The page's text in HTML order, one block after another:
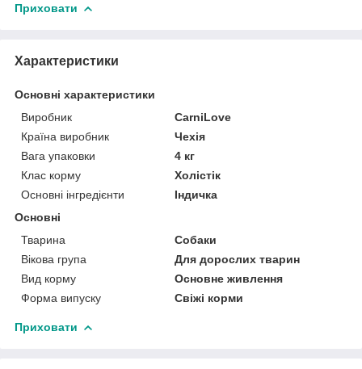
Приховати
Характеристики
Основні характеристики
Виробник
CarniLove
Країна виробник
Чехія
Вага упаковки
4 кг
Клас корму
Холістік
Основні інгредієнти
Індичка
Основні
Тварина
Собаки
Вікова група
Для дорослих тварин
Вид корму
Основне живлення
Форма випуску
Свіжі корми
Приховати